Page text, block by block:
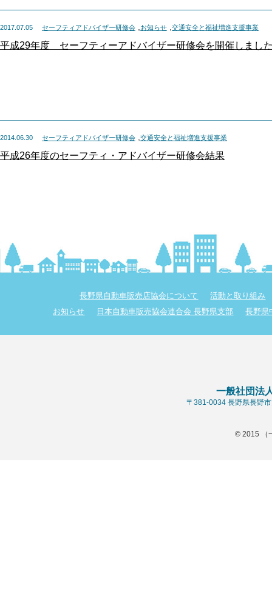
2017.07.05 セーフティアドバイザー研修会 お知らせ 交通安全と福祉増進支援事業
平成29年度 セーフティーアドバイザー研修会を開催しまし
2014.06.30 セーフティアドバイザー研修会 交通安全と福祉増進支援事業
平成26年度のセーフティ・アドバイザー研修会結果
長野県自動車販売店協会について
活動と取り組み
お知らせ
日本自動車販売協会連合会 長野県支部 長野県
一般社団法
〒381-0034 長野県長野
© 2015 （